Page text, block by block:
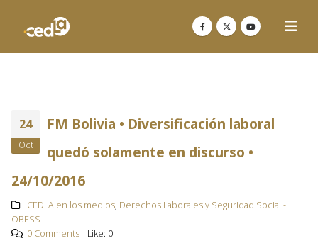
24
Oct
FM Bolivia • Diversificación laboral
quedó solamente en discurso •
24/10/2016
CEDLA en los medios, Derechos Laborales y Seguridad Social -
OBESS
0 Comments
Like: 0